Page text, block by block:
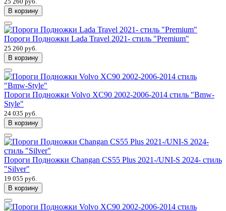
В корзину
Пороги Подножки Lada Travel 2021- стиль "Premium"
25 260 руб.
В корзину
Пороги Подножки Volvo XC90 2002-2006-2014 стиль "Bmw-
Style"
24 035 руб.
В корзину
Пороги Подножки Changan CS55 Plus 2021-/UNI-S 2024- стиль
"Silver"
19 055 руб.
В корзину